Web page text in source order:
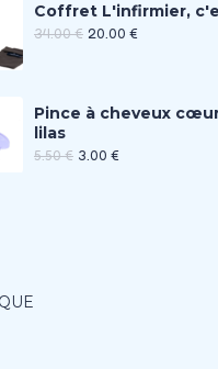
Coffret L'infirmier,
34.00€ 20.00 €
Pince à cheveux
lilas
5.50€ 3.00 €